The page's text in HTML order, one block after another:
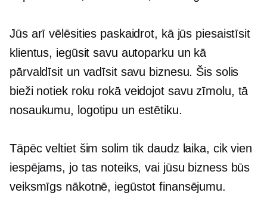
Jūs arī vēlēsities paskaidrot, kā jūs piesaistīsit
klientus, iegūsit savu autoparku un kā
pārvaldīsit un vadīsit savu biznesu. Šis solis
bieži notiek roku rokāveidojot savu zīmolu, tā
nosaukumu, logotipu un estētiku.
Tāpēc veltiet šim solim tik daudz laika, cik vien
iespējams, jo tas noteiks, vai jūsu bizness būs
veiksmīgs nākotnē, iegūstot finansējumu.